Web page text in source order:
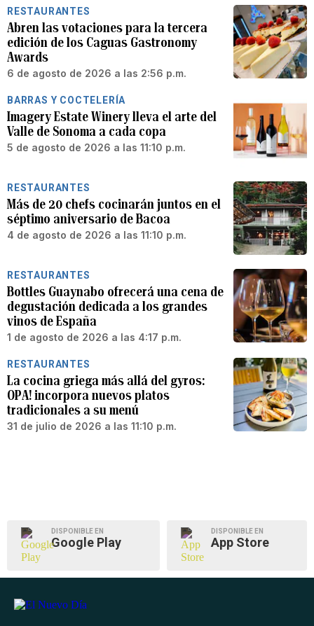
RESTAURANTES
Abren las votaciones para la tercera
edición de los Caguas Gastronomy
Awards
6 de agosto de 2026 a las 2:56 p.m.
BARRAS Y COCTELERÍA
Imagery Estate Winery lleva el arte del
Valle de Sonoma a cada copa
5 de agosto de 2026 a las 11:10 p.m.
RESTAURANTES
Más de 20 chefs cocinarán juntos en el
séptimo aniversario de Bacoa
4 de agosto de 2026 a las 11:10 p.m.
RESTAURANTES
Bottles Guaynabo ofrecerá una cena de
degustación dedicada a los grandes
vinos de España
1 de agosto de 2026 a las 4:17 p.m.
RESTAURANTES
La cocina griega más allá del gyros:
OPA! incorpora nuevos platos
tradicionales a su menú
31 de julio de 2026 a las 11:10 p.m.
DISPONIBLE EN
Google Play
DISPONIBLE EN
App Store